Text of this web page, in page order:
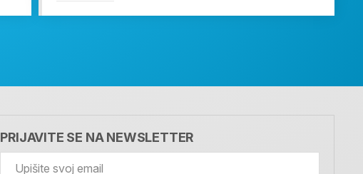
PRIJAVITE SE NA NEWSLETTER